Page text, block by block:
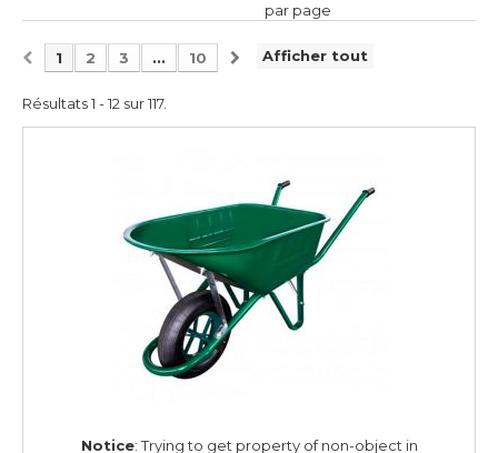
par page
Afficher tout
1 2 3 ... 10
Résultats 1 - 12 sur 117.
Notice: Trying to get property of non-object in